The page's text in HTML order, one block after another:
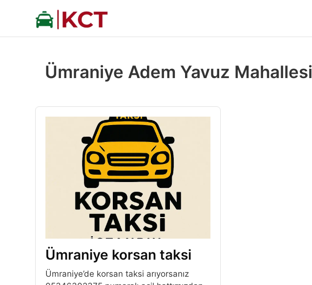
Ümraniye Adem Yavuz Mahallesi
Ümraniye korsan taksi
Ümraniye’de korsan taksi arıyorsanız